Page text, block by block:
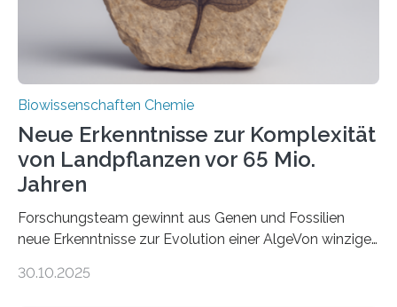
Fachzeitschrift…
Biowissenschaften Chemie
Neue Erkenntnisse zur Komplexität
von Landpflanzen vor 65 Mio.
Jahren
Forschungsteam gewinnt aus Genen und Fossilien
neue Erkenntnisse zur Evolution einer AlgeVon winzigen
Landpflanzen zählen zu den komplexesten
30.10.2025